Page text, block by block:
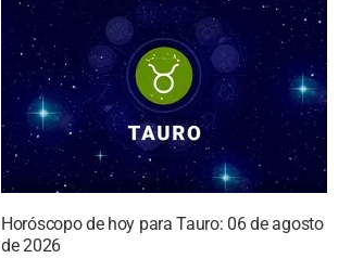
Horóscopo de hoy para Tauro: 06 de agosto
de 2026